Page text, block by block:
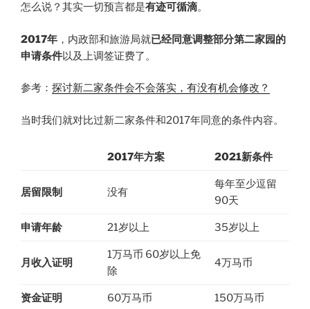
怎么说？其实一切预言都是有迹可循滴。
2017年 ，内政部和旅游局就已经同意调整部分第二家园的
申请条件以及上调签证费了。
参考： 探讨新二家条件会不会落实，有没有机会修改？
当时我们就对比过新二家条件和2017年同意的条件内容。
2017年方案 2021新条件
居留限制 没有
每年至少逗留
90天
申请年龄 21岁以上 35岁以上
月收入证明
1万马币 60岁以上免
除
4万马币
资金证明 60万马币 150万马币